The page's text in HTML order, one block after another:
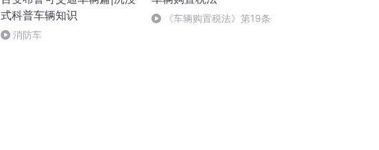
式科普车辆知识
消防车
《车辆购置税法》第19条